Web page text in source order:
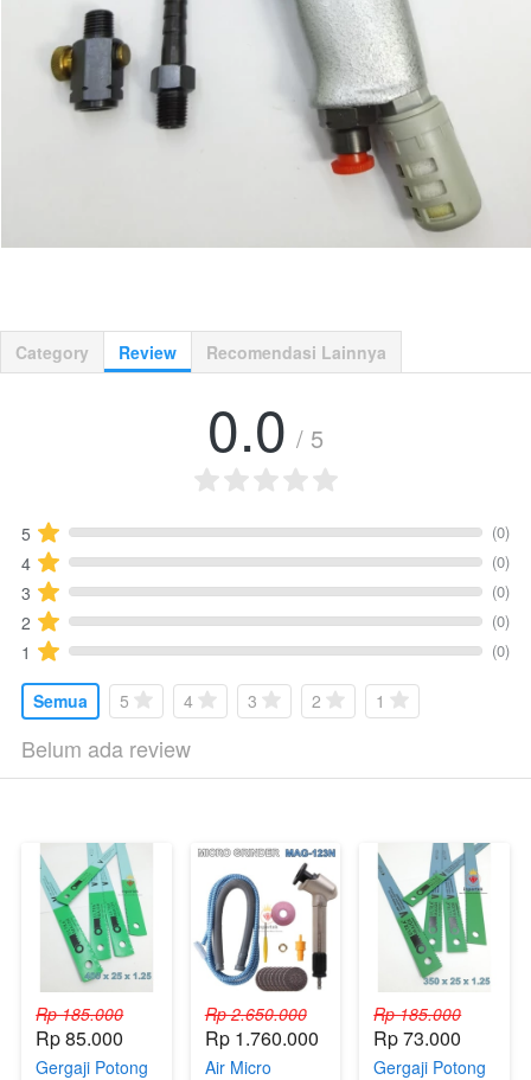
Category Review Recomendasi Lainnya
0.0 / 5
5 (0)
4 (0)
3 (0)
2 (0)
1 (0)
Semua 5 4 3 2 1
Belum ada review
Rp 185.000
Rp 85.000
Gergaji Potong
Rp 2.650.000
Rp 1.760.000
Air Micro
Rp 185.000
Rp 73.000
Gergaji Potong